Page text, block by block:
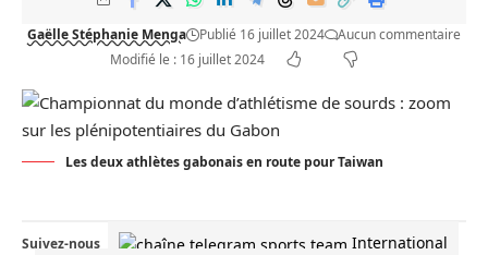
Gaëlle Stéphanie Menga Publié 16 juillet 2024
Aucun commentaire
Modifié le : 16 juillet 2024
Les deux athlètes gabonais en route pour Taiwan
Suivez-nous
International